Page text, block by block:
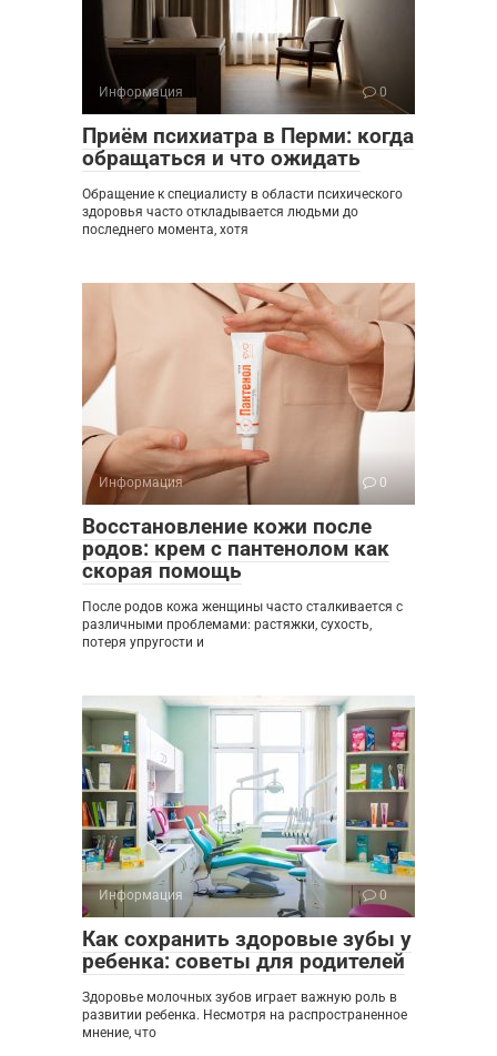
Информация 0
Приём психиатра в Перми: когда
обращаться и что ожидать
Обращение к специалисту в области психического
здоровья часто откладывается людьми до
последнего момента, хотя
Информация 0
Восстановление кожи после
родов: крем с пантенолом как
скорая помощь
После родов кожа женщины часто сталкивается с
различными проблемами: растяжки, сухость,
потеря упругости и
Информация 0
Как сохранить здоровые зубы у
ребенка: советы для родителей
Здоровье молочных зубов играет важную роль в
развитии ребенка. Несмотря на распространенное
мнение, что